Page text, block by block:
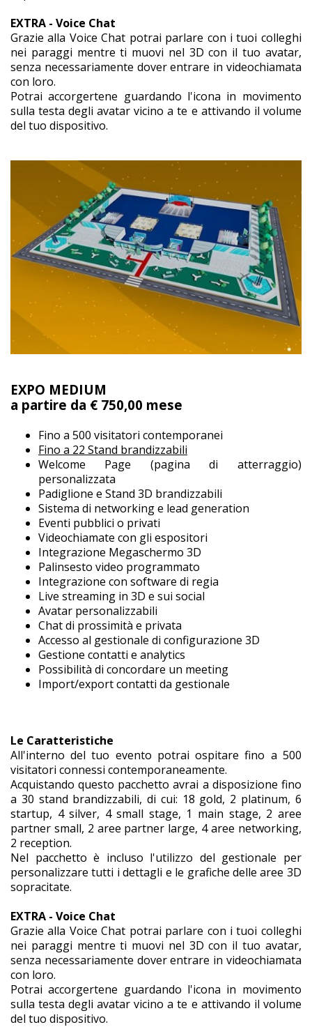
EXTRA - Voice Chat
Grazie alla Voice Chat potrai parlare con i tuoi colleghi
nei paraggi mentre ti muovi nel 3D con il tuo avatar,
senza necessariamente dover entrare in videochiamata
con loro.
Potrai accorgertene guardando l'icona in movimento
sulla testa degli avatar vicino a te e attivando il volume
del tuo dispositivo.
EXPO MEDIUM
a partire da € 750,00 mese
Fino a 500 visitatori contemporanei
Fino a 22 Stand brandizzabili
Welcome Page (pagina di atterraggio)
personalizzata
Padiglione e Stand 3D brandizzabili
Sistema di networking e lead generation
Eventi pubblici o privati
Videochiamate con gli espositori
Integrazione Megaschermo 3D
Palinsesto video programmato
Integrazione con software di regia
Live streaming in 3D e sui social
Avatar personalizzabili
Chat di prossimità e privata
Accesso al gestionale di configurazione 3D
Gestione contatti e analytics
Possibilità di concordare un meeting
Import/export contatti da gestionale
Le Caratteristiche
All'interno del tuo evento potrai ospitare fino a 500
visitatori connessi contemporaneamente.
Acquistando questo pacchetto avrai a disposizione fino
a 30 stand brandizzabili, di cui: 18 gold, 2 platinum, 6
startup, 4 silver, 4 small stage, 1 main stage, 2 aree
partner small, 2 aree partner large, 4 aree networking,
2 reception.
Nel pacchetto è incluso l'utilizzo del gestionale per
personalizzare tutti i dettagli e le grafiche delle aree 3D
sopracitate.
EXTRA - Voice Chat
Grazie alla Voice Chat potrai parlare con i tuoi colleghi
nei paraggi mentre ti muovi nel 3D con il tuo avatar,
senza necessariamente dover entrare in videochiamata
con loro.
Potrai accorgertene guardando l'icona in movimento
sulla testa degli avatar vicino a te e attivando il volume
del tuo dispositivo.